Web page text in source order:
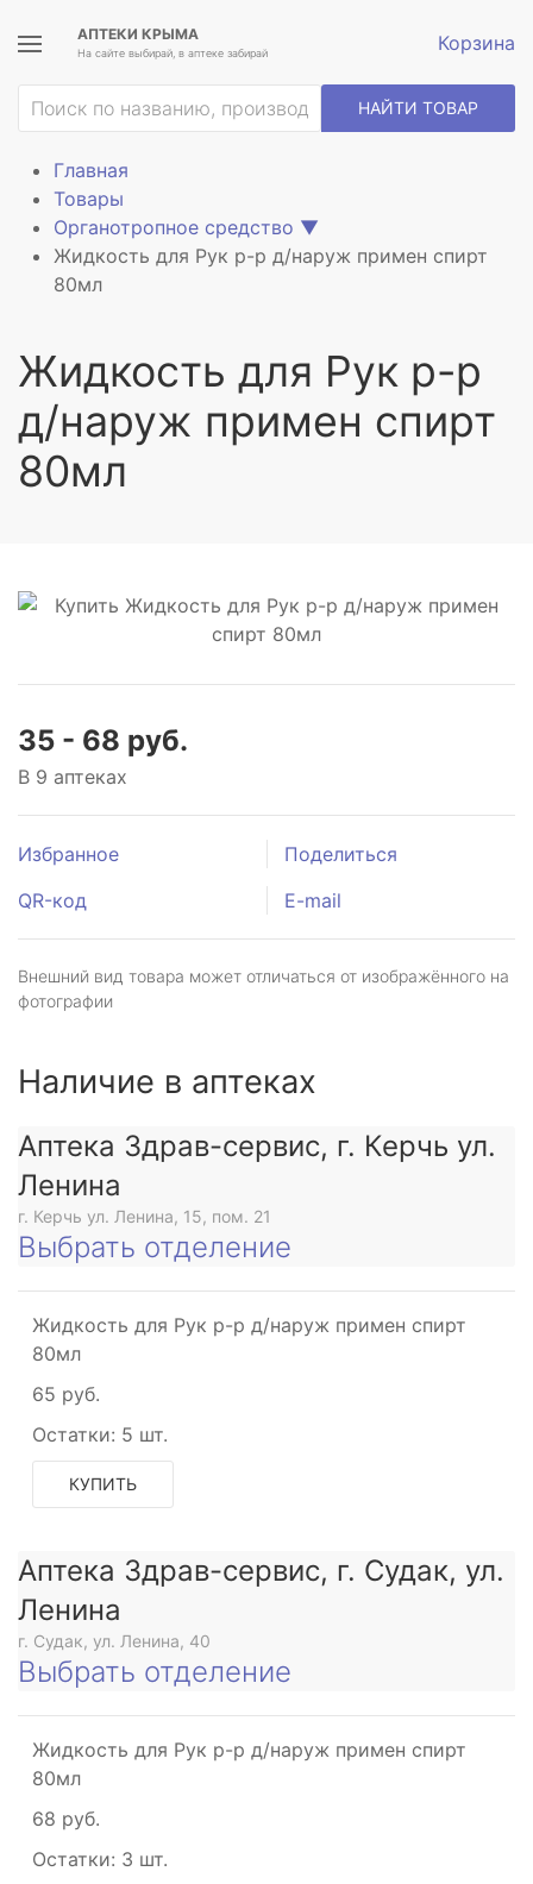
АПТЕКИ КРЫМА
На сайте выбирай, в аптеке забирай Корзина
НАЙТИ ТОВАР
Главная
Товары
Органотропное средство ▼
Жидкость для Рук р-р д/наруж примен спирт
80мл
Жидкость для Рук р-р
д/наруж примен спирт
80мл
35 - 68 руб.
В 9 аптеках
Избранное
Поделиться
QR-код
E-mail
Внешний вид товара может отличаться от изображённого на
фотографии
Наличие в аптеках
Аптека Здрав-сервис, г. Керчь ул.
Ленина
г. Керчь ул. Ленина, 15, пом. 21
Выбрать отделение
Жидкость для Рук р-р д/наруж примен спирт
80мл
65 руб.
Остатки: 5 шт.
КУПИТЬ
Аптека Здрав-сервис, г. Судак, ул.
Ленина
г. Судак, ул. Ленина, 40
Выбрать отделение
Жидкость для Рук р-р д/наруж примен спирт
80мл
68 руб.
Остатки: 3 шт.